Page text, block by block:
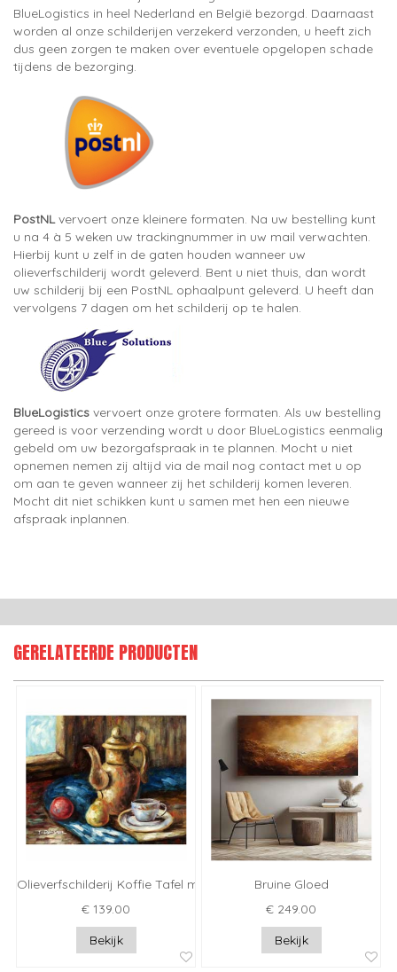
BlueLogistics in heel Nederland en België bezorgd. Daarnaast
worden al onze schilderijen verzekerd verzonden, u heeft zich
dus geen zorgen te maken over eventuele opgelopen schade
tijdens de bezorging.
PostNLvervoert onze kleinere formaten. Na uw bestelling kunt
u na 4 à 5 weken uw trackingnummer in uw mail verwachten.
Hierbij kunt u zelf in de gaten houden wanneer uw
olieverfschilderij wordt geleverd. Bent u niet thuis, dan wordt
uw schilderij bij een PostNL ophaalpunt geleverd. U heeft dan
vervolgens 7 dagen om het schilderij op te halen.
BlueLogistics vervoert onze grotere formaten. Als uw bestelling
gereed is voor verzending wordt u door BlueLogistics eenmalig
gebeld om uw bezorgafspraak in te plannen. Mocht u niet
opnemen nemen zij altijd via de mail nog contact met u op
om aan te geven wanneer zij het schilderij komen leveren.
Mocht dit niet schikken kunt u samen met hen een nieuwe
afspraak inplannen.
GERELATEERDE PRODUCTEN
Olieverfschilderij Koffie Tafel met Fruit
€ 139.00
Bekijk
Bruine Gloed
€ 249.00
Bekijk